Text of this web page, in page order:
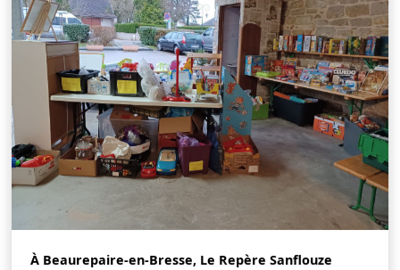
À Beaurepaire-en-Bresse, Le Repère Sanflouze